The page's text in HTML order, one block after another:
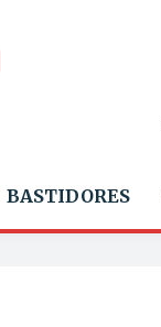
BASTIDORES